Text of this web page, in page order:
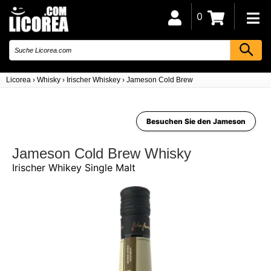
Licorea › Whisky › Irischer Whiskey › Jameson Cold Brew
0
Besuchen Sie den Jameson
Jameson Cold Brew Whisky
Irischer Whikey Single Malt